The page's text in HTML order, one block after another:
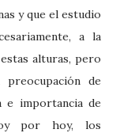
y que el estudio
a la
alturas, pero
de
e importancia de
por hoy, los